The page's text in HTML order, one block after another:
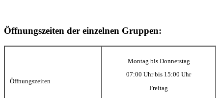
Öffnungszeiten der einzelnen Gruppen:
Öffnungszeiten
Montag bis Donnerstag
07:00 Uhr bis 15:00 Uhr
Freitag